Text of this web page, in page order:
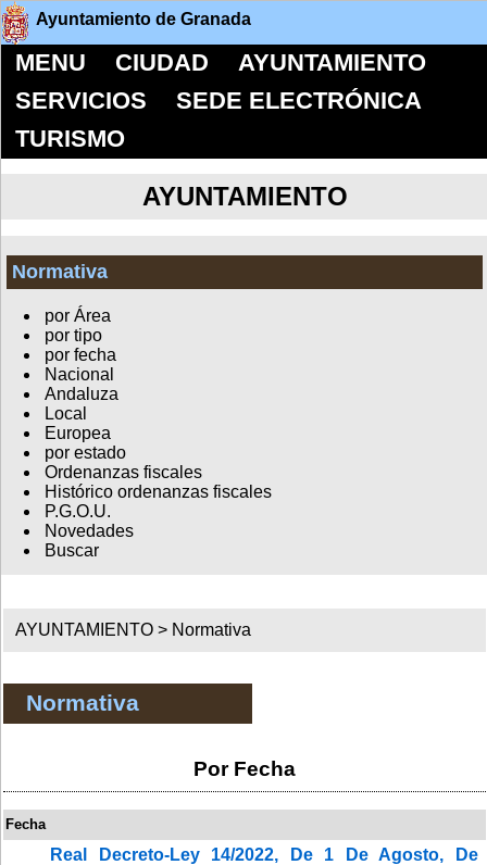
Ayuntamiento de Granada
MENU CIUDAD
AYUNTAMIENTO
SERVICIOS
SEDE ELECTRÓNICA
TURISMO
AYUNTAMIENTO
Normativa
por Área
por tipo
por fecha
Nacional
Andaluza
Local
Europea
por estado
Ordenanzas fiscales
Histórico ordenanzas fiscales
P.G.O.U.
Novedades
Buscar
AYUNTAMIENTO > Normativa
Normativa
Por Fecha
Fecha
Real Decreto-Ley 14/2022, De 1 De Agosto, De